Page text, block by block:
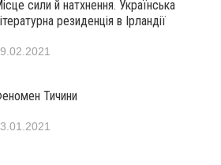
сили й натхнення. Українська
резиденція в Ірландії
Тичини